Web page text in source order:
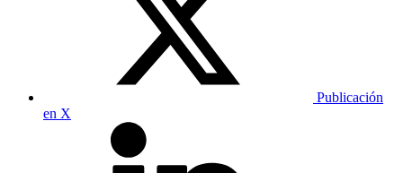
Publicación
en X